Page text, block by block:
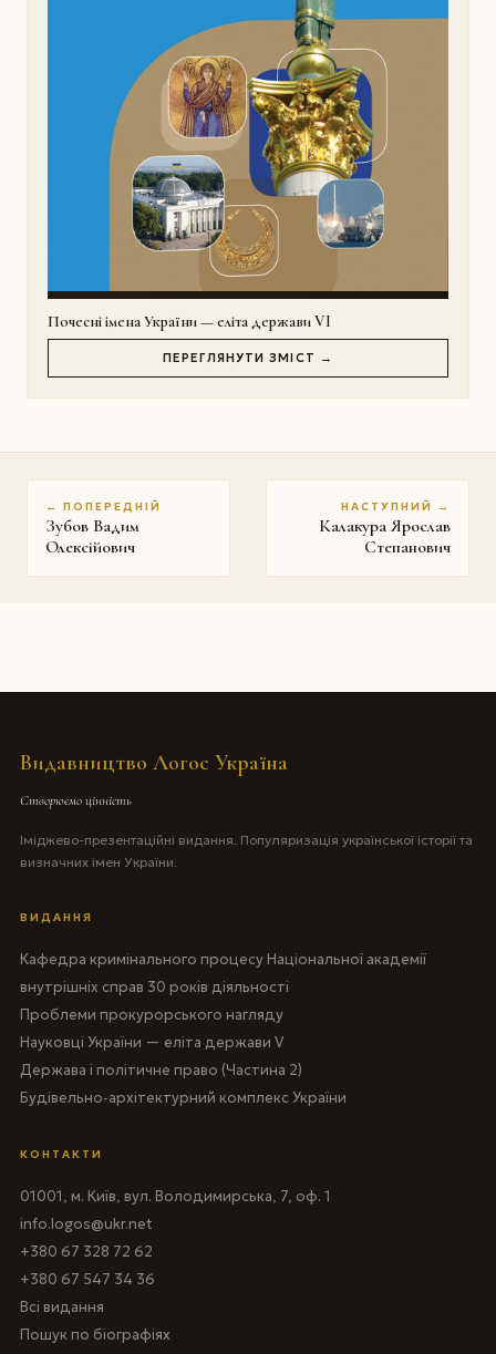
Почесні імена України — еліта держави VI
ПЕРЕГЛЯНУТИ ЗМІСТ →
← ПОПЕРЕДНІЙ
Зубов Вадим
Олексійович
НАСТУПНИЙ →
Калакура Ярослав
Степанович
Видавництво Логос Україна
Створюємо цінність
Іміджево-презентаційні видання. Популяризація української історії та
визначних імен України.
ВИДАННЯ
Кафедра кримінального процесу Національної академії
внутрішніх справ 30 років діяльності
Проблеми прокурорського нагляду
Науковці України — еліта держави V
Держава і політичне право (Частина 2)
Будівельно-архітектурний комплекс України
КОНТАКТИ
01001, м. Київ, вул. Володимирська, 7, оф. 1
info.logos@ukr.net
+380 67 328 72 62
+380 67 547 34 36
Всі видання
Пошук по біографіях